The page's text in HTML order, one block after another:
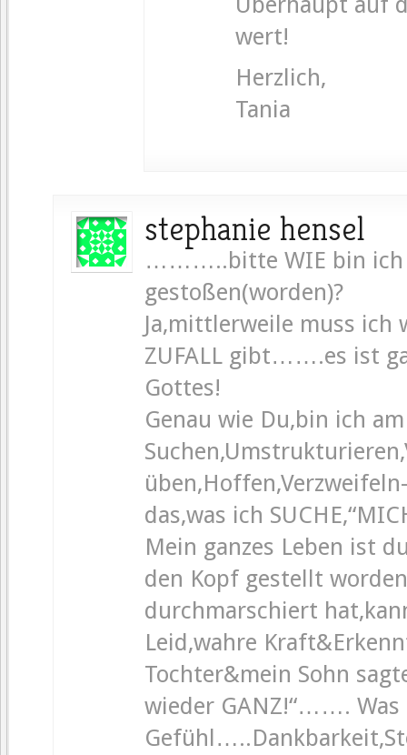
wert!
Herzlich,
Tania
stephanie hensel
………..bitte WIE bin ich
gestoßen(worden)?
Ja,mittlerweile muss ich
ZUFALL gibt…….es ist
Gottes!
Genau wie Du,bin ich am
das,was ich
Mein ganzes Leben ist
den Kopf gestellt
durchmarschiert
Leid,wahre
Tochter&mein Sohn
wieder GANZ!“…….